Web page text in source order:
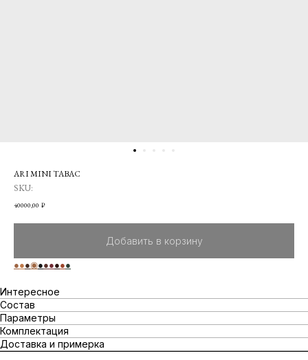
ARI MINI TABAC
SKU:
40000,00 ₽
Добавить в корзину
●●●◉●●●●●●
Интересное
Состав
Параметры
Комплектация
Доставка и примерка